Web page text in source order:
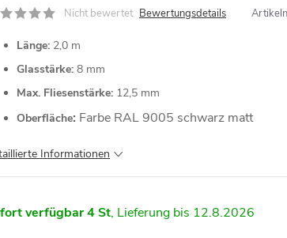
Nicht bewertet Bewertungsdetails
Länge: 2,0 m
Glasstärke: 8 mm
Max. Fliesenstärke: 12,5 mm
Oberfläche: Farbe RAL 9005 schwarz matt
Informationen
verfügbar4 St 12.8.2026